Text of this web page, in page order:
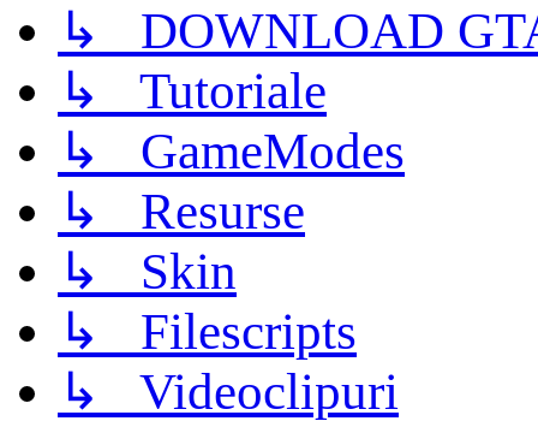
↳ DOWNLOAD
↳ Tutoriale
↳ GameModes
↳ Resurse
↳ Skin
↳ Filescripts
↳ Videoclipuri